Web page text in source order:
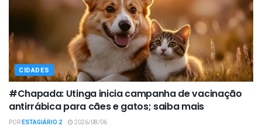
CIDADES
#Chapada: Utinga inicia campanha de vacinação
antirrábica para cães e gatos; saiba mais
PORESTAGIÁRIO 2 2026/08/06